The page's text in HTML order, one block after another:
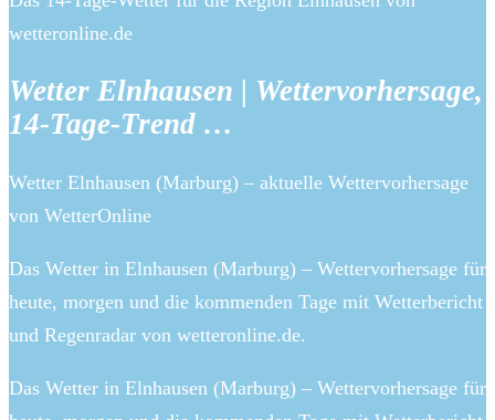
wetteronline.de
Wetter Elnhausen | Wettervorhersage,
14-Tage-Trend …
Wetter Elnhausen (Marburg) – aktuelle Wettervorhersage
von WetterOnline
Das Wetter in Elnhausen (Marburg) – Wettervorhersage für
heute, morgen und die kommenden Tage mit Wetterbericht
und Regenradar von wetteronline.de.
Das Wetter in Elnhausen (Marburg) – Wettervorhersage für